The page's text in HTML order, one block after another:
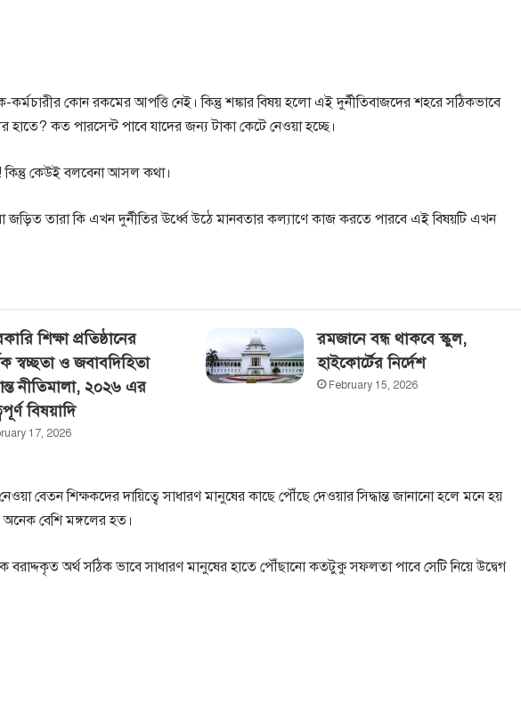
কর্মচারীর কোন রকমের আপত্তি নেই। কিন্তু শঙ্কার বিষয় হলো এই দুর্নীতিবাজদের শহরে সঠিকভাবে
হাতে? কত পারসেন্ট পাবে যাদের জন্য টাকা কেটে নেওয়া হচ্ছে।
কিন্তু কেউই বলবেনা আসল কথা।
জড়িত তারা কি এখন দুর্নীতির ঊর্ধ্বে উঠে মানবতার কল্যাণে কাজ করতে পারবে এই বিষয়টি এখন
শিক্ষা প্রতিষ্ঠানের
স্বচ্ছতা ও জবাবদিহিতা
নীতিমালা, ২০২৬ এর
বিষয়াদি
17, 2026
রমজানে বন্ধ থাকবে স্কুল,
হাইকোর্টের‌ নির্দেশ
February 15, 2026
বেতন শিক্ষকদের দায়িত্বে সাধারণ মানুষের কাছে পৌঁছে দেওয়ার সিদ্ধান্ত জানানো হলে মনে হয়
বেশি মঙ্গলের হত।
বরাদ্দকৃত অর্থ সঠিক ভাবে সাধারণ মানুষের হাতে পৌঁছানো কতটুকু সফলতা পাবে সেটি নিয়ে উদ্বেগ